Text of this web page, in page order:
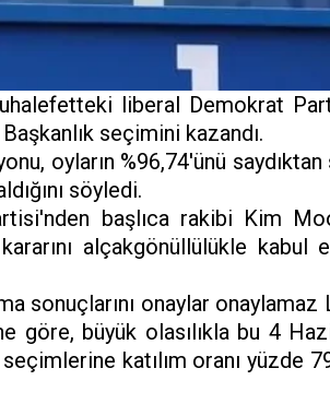
liberal Demokrat
seçimini kazandı.
oyların %96,74'ünü
söyledi.
başlıca rakibi Kim
alçakgönüllülükle kabul
sonuçlarını onaylar
göre, büyük olasılıkla bu 4
katılım oranı yüzde